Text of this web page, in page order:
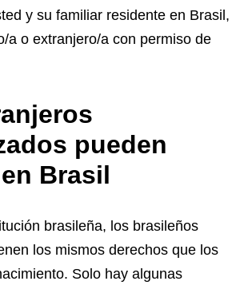
y su familiar residente en Brasil,
a o extranjero/a con permiso de
pueden
Brasil
brasileña, los brasileños
los mismos derechos que los
Solo hay algunas